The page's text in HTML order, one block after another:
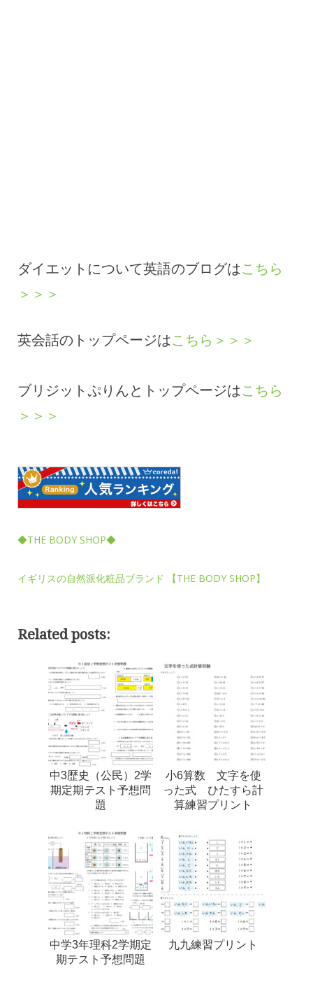
ダイエットについて英語のブログはこちら
＞＞＞
英会話のトップページはこちら＞＞＞
ブリジットぷりんとトップページはこちら
＞＞＞
◆THE BODY SHOP◆
イギリスの自然派化粧品ブランド 【THE BODY SHOP】
Related posts:
中3歴史（公民）2学
期定期テスト予想問
題
小6算数 文字を使
った式 ひたすら計
算練習プリント
中学3年理科2学期定
期テスト予想問題
九九練習プリント